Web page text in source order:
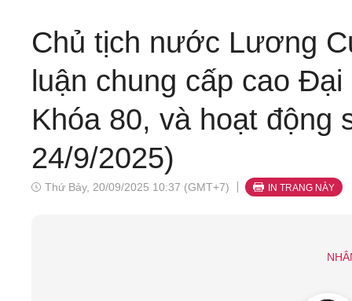
Chủ tịch nước Lương
luận chung cấp cao
Khóa 80, và hoạt động
24/9/2025)
Thứ Bảy, 20/09/2025 10:37 (GMT+7) IN TRANG NÀY